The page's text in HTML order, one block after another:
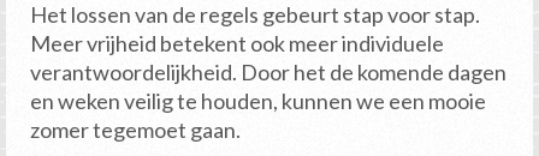
Het lossen van de regels gebeurt stap voor stap.
Meer vrijheid betekent ook meer individuele
verantwoordelijkheid. Door het de komende dagen
en weken veilig te houden, kunnen we een mooie
zomer tegemoet gaan.